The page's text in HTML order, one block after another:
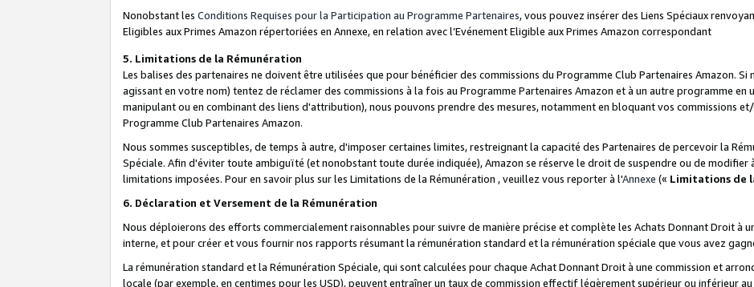
Nonobstant les Conditions Requises pour la Participation au Programme Partenaires, vous pouvez insérer des Liens Spéciaux
Eligibles aux Primes Amazon répertoriées en Annexe, en relation avec l’Evénement Eligible aux Primes Amazon correspondant
5. Limitations de la Rémunération
Les balises des partenaires ne doivent être utilisées que pour bénéficier des commissions du Programme Club Partenaires Amazon.
agissant en votre nom) tentez de réclamer des commissions à la fois au Programme Partenaires Amazon et à un autre programme en
manipulant ou en combinant des liens d'attribution), nous pouvons prendre des mesures, notamment en bloquant vos commissions
Programme Club Partenaires Amazon.
Nous sommes susceptibles, de temps à autre, d'imposer certaines limites, restreignant la capacité des Partenaires de percevoir la
Spéciale. Afin d'éviter toute ambiguïté (et nonobstant toute durée indiquée), Amazon se réserve le droit de suspendre ou de
limitations imposées. Pour en savoir plus sur les Limitations de la Rémunération , veuillez vous reporter à l'Annexe (« Limitations de
6. Déclaration et Versement de la Rémunération
Nous déploierons des efforts commercialement raisonnables pour suivre de manière précise et complète les Achats Donnant Droit à
interne, et pour créer et vous fournir nos rapports résumant la rémunération standard et la rémunération spéciale que vous avez
La rémunération standard et la Rémunération Spéciale, qui sont calculées pour chaque Achat Donnant Droit à une commission et
locale (par exemple, en centimes pour les USD), peuvent entraîner un taux de commission effectif légèrement supérieur ou inférieur